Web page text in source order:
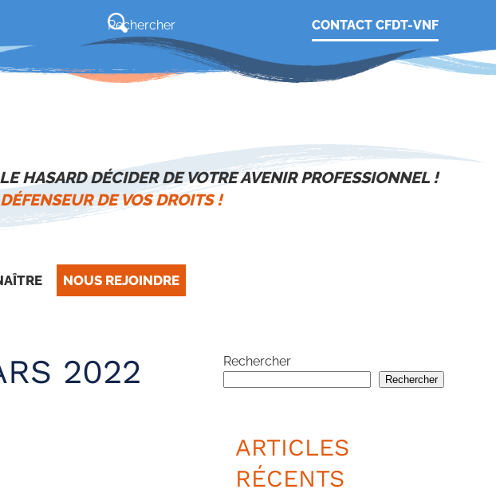
CONTACT CFDT-VNF
HASARD DÉCIDER DE VOTRE AVENIR PROFESSIONNEL !
DE VOS DROITS !
NOUS REJOINDRE
2022 Rechercher
Rechercher
ARTICLES
RÉCENTS